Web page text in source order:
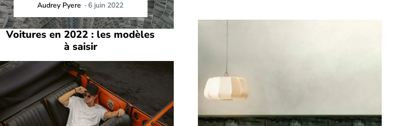
Audrey Pyere -6 juin 2022
Voitures en 2022 : les modèles
à saisir